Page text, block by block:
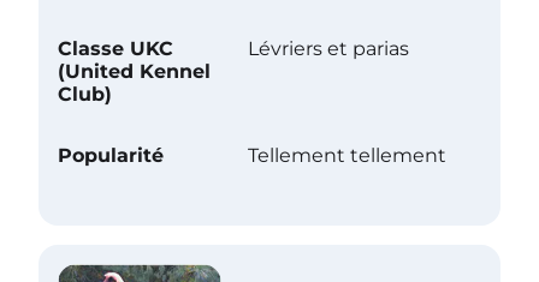
Classe UKC
(United Kennel
Club)
Lévriers et parias
Popularité Tellement tellement